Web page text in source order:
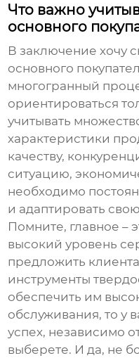
Что важно
основного
В заключение хочу
основного
многогранный
ориентироваться
учитывать
характеристики
качеству,
ситуацию,
необходимо
и адаптировать
Помните, главное –
высокий уровень
предложить
инструменты
обеспечить им
обслуживания, то у
успех, независимо
выберете. И да, не